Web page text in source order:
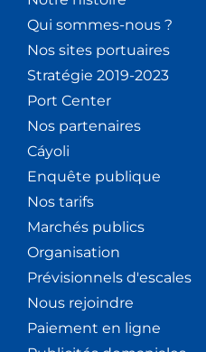
Qui sommes-nous ?
Nos sites portuaires
Stratégie 2019-2023
Port Center
Nos partenaires
Cáyoli
Enquête publique
Nos tarifs
Marchés publics
Organisation
Prévisionnels d'escales
Nous rejoindre
Paiement en ligne